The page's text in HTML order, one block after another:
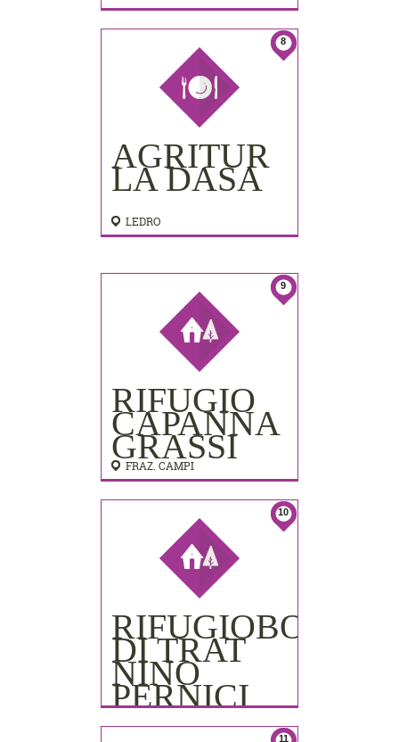
8
AGRITUR
LA DASA
LEDRO
9
RIFUGIO
CAPANNA
GRASSI
FRAZ. CAMPI
10
RIFUGIOBOCCA
DI TRAT
NINO
PERNICI
11